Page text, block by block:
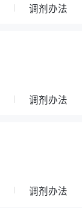
调剂办法
调剂办法
调剂办法